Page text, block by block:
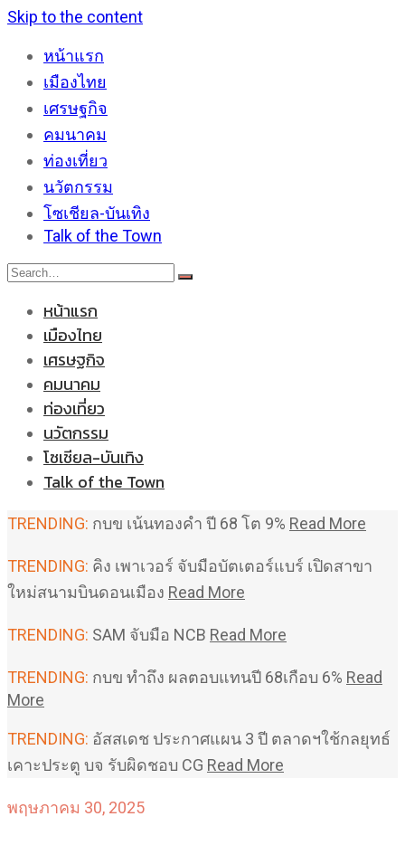
Skip to the content
หน้าแรก
เมืองไทย
เศรษฐกิจ
คมนาคม
ท่องเที่ยว
นวัตกรรม
โซเชียล-บันเทิง
Talk of the Town
หน้าแรก
เมืองไทย
เศรษฐกิจ
คมนาคม
ท่องเที่ยว
นวัตกรรม
โซเชียล-บันเทิง
Talk of the Town
TRENDING: กบข เน้นทองคำ ปี 68 โต 9% Read More
TRENDING: คิง เพาเวอร์ จับมือบัตเตอร์แบร์ เปิดสาขา
ใหม่สนามบินดอนเมือง Read More
TRENDING: SAM จับมือ NCB Read More
TRENDING: กบข ทำถึง ผลตอบแทนปี 68เกือบ 6% Read
More
TRENDING: อัสสเดช ประกาศแผน 3 ปี ตลาดฯใช้กลยุทธ์
เคาะประตู บจ รับผิดชอบ CG Read More
พฤษภาคม 30, 2025